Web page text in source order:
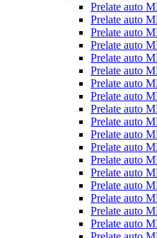
Prelate auto
Prelate auto
Prelate auto
Prelate auto
Prelate auto
Prelate auto
Prelate auto
Prelate auto
Prelate auto
Prelate auto
Prelate auto
Prelate auto
Prelate auto
Prelate auto
Prelate auto
Prelate auto
Prelate auto
Prelate auto